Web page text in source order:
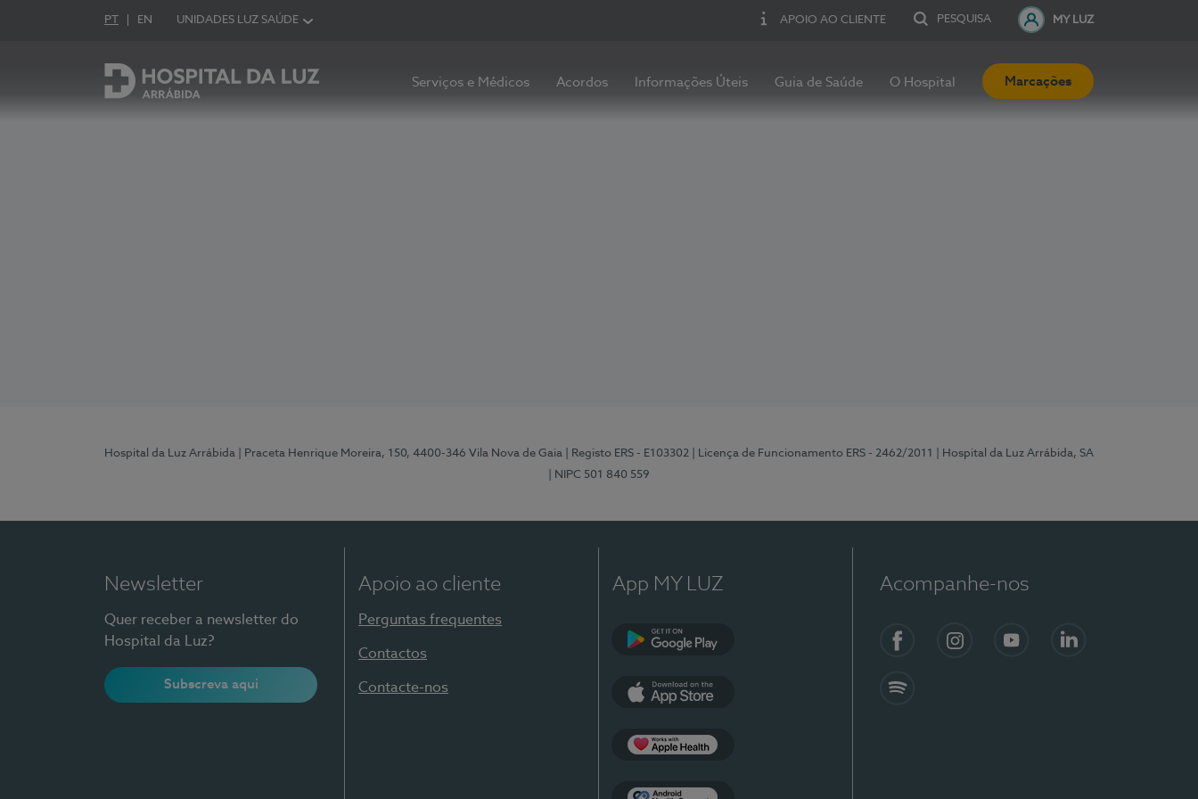
Escolha o seu idioma
Idioma em Português
PT English Language
EN UNIDADES LUZ SAÚDE APOIO AO CLIENTE PESQUISA MY LUZ
Hospital da Luz Arrábida
Serviços e Médicos Acordos Informações Úteis Guia de Saúde O Hospital Marcações
Hospital da Luz Arrábida | Praceta Henrique Moreira, 150, 4400-346 Vila Nova de Gaia | Registo ERS - E103302 | Licença de Funcionamento ERS - 2462/2011
| Hospital da Luz Arrábida, SA
| NIPC 501 840 559
Newsletter
Quer receber a newsletter do
Hospital da Luz?
Subscreva aqui
Apoio ao cliente
Perguntas frequentes
Contactos
Contacte-nos
App MY LUZ Acompanhe-nos